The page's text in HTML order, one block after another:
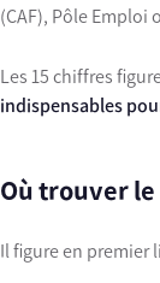
(CAF), Pôle Emploi
Les 15 chiffres
indispensables
Où trouver
Il figure en premier